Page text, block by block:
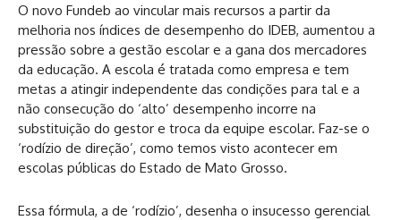
O novo Fundeb ao vincular mais recursos a partir da
melhoria nos índices de desempenho do IDEB, aumentou a
pressão sobre a gestão escolar e a gana dos mercadores
da educação. A escola é tratada como empresa e tem
metas a atingir independente das condições para tal e a
não consecução do ‘alto’ desempenho incorre na
substituição do gestor e troca da equipe escolar. Faz-se o
‘rodízio de direção’, como temos visto acontecer em
escolas públicas do Estado de Mato Grosso.
Essa fórmula, a de ‘rodízio’, desenha o insucesso gerencial